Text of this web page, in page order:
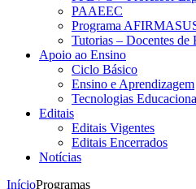
PAAEEC
Programa
Tutorias – Docentes de
Apoio ao Ensino
Ciclo Básico
Ensino e Aprendizagem
Tecnologias
Editais
Editais Vigentes
Editais Encerrados
Notícias
InícioProgramas